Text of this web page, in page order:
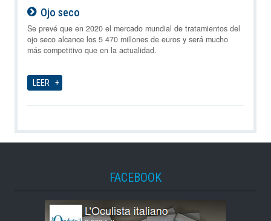
Ojo seco
09-08-2026
Se prevé que en 2020 el mercado mundial de tratamientos del
ojo seco alcance los 5 470 millones de euros y será mucho
más competitivo que en la actualidad.
LEER
FACEBOOK